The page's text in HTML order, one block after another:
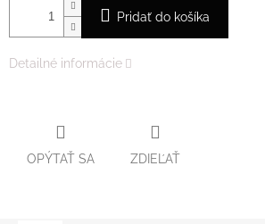
Pridať do košíka
Detailné informácie
OPÝTAŤ SA ZDIEĽAŤ